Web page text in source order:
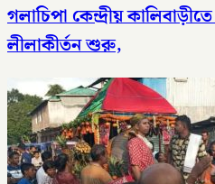
গলাচিপা কেন্দ্রীয়
লীলাকীর্তন শুরু,